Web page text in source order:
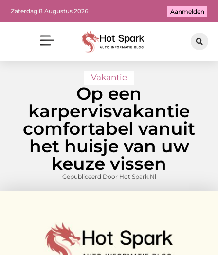
Zaterdag 8 Augustus 2026 Aanmelden
Vakantie
Op een
karpervisvakantie
comfortabel vanuit
het huisje van uw
keuze vissen
Gepubliceerd Door Hot Spark.nl